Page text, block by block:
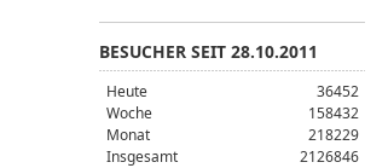
BESUCHER SEIT 28.10.2011
Heute
36452
Woche
158432
Monat
218229
Insgesamt
2126846